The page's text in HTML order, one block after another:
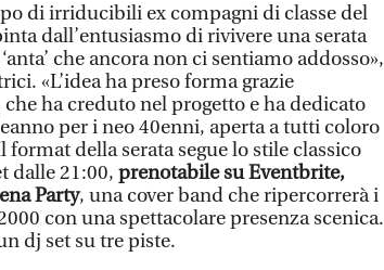
di irriducibili ex compagni di classe del
dall’entusiasmo di rivivere una serata
che ancora non ci sentiamo addosso»,
«L’idea ha preso forma grazie
ha creduto nel progetto e ha dedicato
per i neo 40enni, aperta a tutti coloro
format della serata segue lo stile classico
dalle 21:00, prenotabile su Eventbrite,
Party, una cover band che ripercorrerà i
con una spettacolare presenza scenica.
dj set su tre piste.